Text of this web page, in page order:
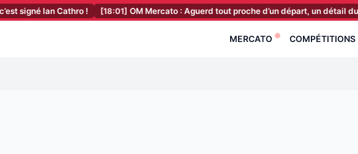
Cathro ! [18:01] OM Mercato : Aguerd tout proche d’un départ, un détail du deal va
MERCATO COMPÉTITIONS